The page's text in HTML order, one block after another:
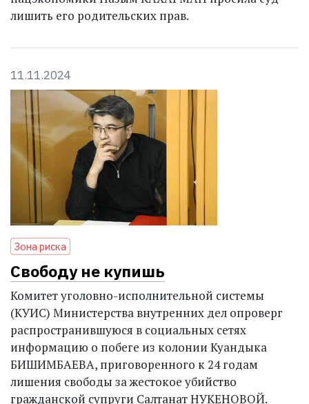
лишить его родительских прав.
11.11.2024
Зона риска
Свободу не купишь
Комитет уголовно-исполнительной системы
(КУИС) Министерства внутренних дел опроверг
распространившуюся в социальных сетях
информацию о побеге из колонии Куандыка
БИШИМБАЕВА, приговоренного к 24 годам
лишения свободы за жестокое убийство
гражданской супруги Салтанат НУКЕНОВОЙ.